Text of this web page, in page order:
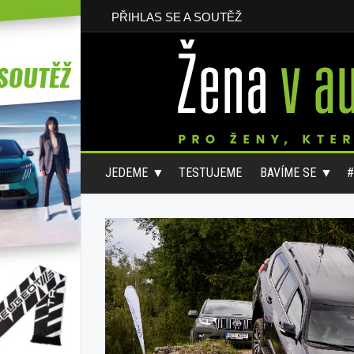
PŘIHLAS SE A SOUTĚŽ
JEDEME TESTUJEME BAVÍME SE